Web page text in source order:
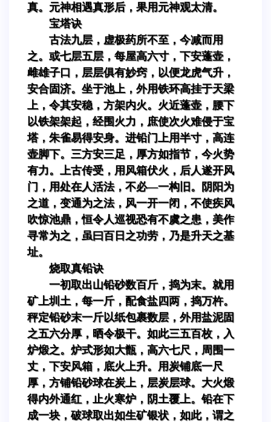
真。元神相遇真形后，果用元神观太清。
宝塔诀
古法九层，虚极药所不至，今减而用
之。或七层五层，每屋高六寸，下安蓬壶，
雌雄子口，层层俱有妙窍，以便龙虎气升，
安合固济。坐于池上，外用铁环高挂于天梁
上，令其安稳，方架内火。火近蓬壶，腰下
以铁架架起，经围火力，庶使次火难侵于宝
塔，朱雀易得安身。进铅门上用半寸，高连
壶脚下。三方安三足，厚方如指节，今火势
有力。上古传受，用风箱伏火，后人遂开风
门，用处在人活法，不必—一构旧。阴阳为
之道，变通为之法，风一开一闭，不使疾风
吹惊池鼎，恒令人巡视恐有不虞之患，美作
寻常为之，虽曰百日之功劳，乃是升天之基
址。
烧取真铅诀
一初取出山铅砂数百斤，捣为末。就用
矿上圳土，每一斤，配食盐四两，捣万杵。
秤定铅砂末一斤以纸包裹数层，外用盐泥固
之五六分厚，晒令极干。如此三五百枚，入
炉煅之。炉式形如大甑，高六七尺，周围一
丈，下安风箱，底火上升。用炭铺底一尺
厚，方铺铅砂球在炭上，层炭层球。大火煅
得内外通红，止火寒炉，阴土覆上。铅在下
成一块，破球取出如生矿银状，如此，谓之